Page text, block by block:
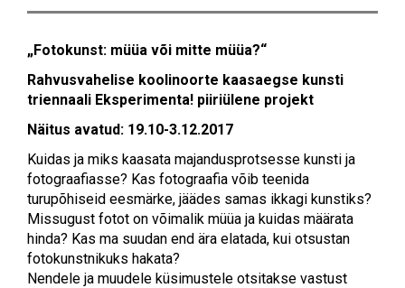
„Fotokunst: müüa või mitte müüa?“
Rahvusvahelise koolinoorte kaasaegse kunsti
triennaali Eksperimenta! piiriülene projekt
Näitus avatud: 19.10-3.12.2017
Kuidas ja miks kaasata majandusprotsesse kunsti ja
fotograafiasse? Kas fotograafia võib teenida
turupõhiseid eesmärke, jäädes samas ikkagi kunstiks?
Missugust fotot on võimalik müüa ja kuidas määrata
hinda? Kas ma suudan end ära elatada, kui otsustan
fotokunstnikuks hakata?
Nendele ja muudele küsimustele otsitakse vastust